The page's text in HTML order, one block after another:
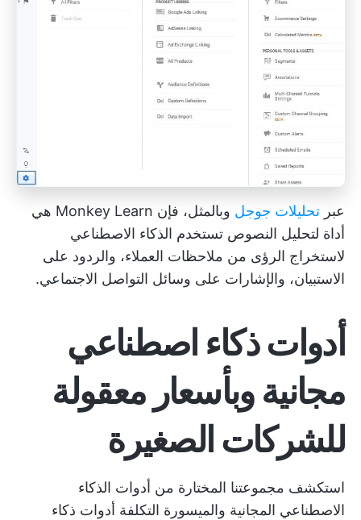
عبر تحليلات جوجل
وبالمثل، فإن Monkey Learn هي
أداة لتحليل النصوص تستخدم الذكاء الاصطناعي
لاستخراج الرؤى من ملاحظات العملاء، والردود على
الاستبيان، والإشارات على وسائل التواصل الاجتماعي.
أدوات ذكاء اصطناعي
مجانية وبأسعار معقولة
للشركات الصغيرة
استكشف مجموعتنا المختارة من أدوات الذكاء
الاصطناعي المجانية والميسورة التكلفة أدوات ذكاء